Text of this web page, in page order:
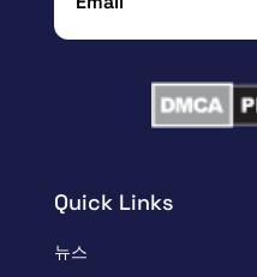
Quick Links
뉴스